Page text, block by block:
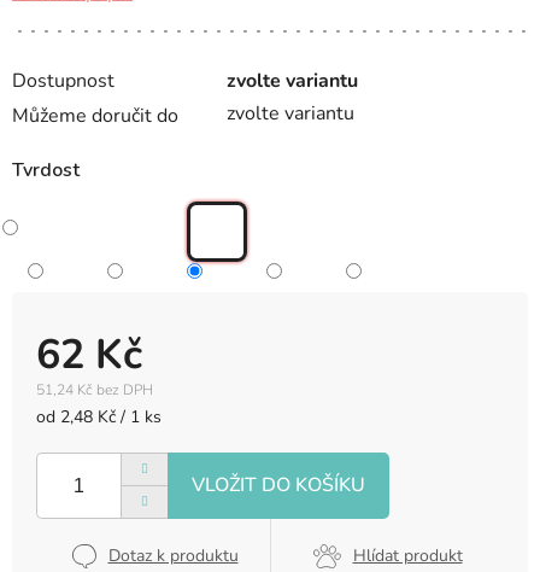
Dostupnost
zvolte variantu
Můžeme doručit do
zvolte variantu
62 Kč
51,24 Kč bez DPH
Měrná
od 2,48 Kč / 1 ks
Dotaz k produktu Hlídat produkt
Tvrdost